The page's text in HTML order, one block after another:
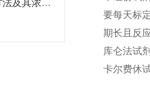
硫酸滴定液的制备方法及其浓度的确定
要每天标
期长且反
库仑法试
卡尔费休